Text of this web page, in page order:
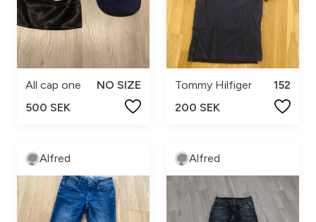
All cap one
NO SIZE
500 SEK
Tommy Hilfiger
152
200 SEK
Alfred Alfred